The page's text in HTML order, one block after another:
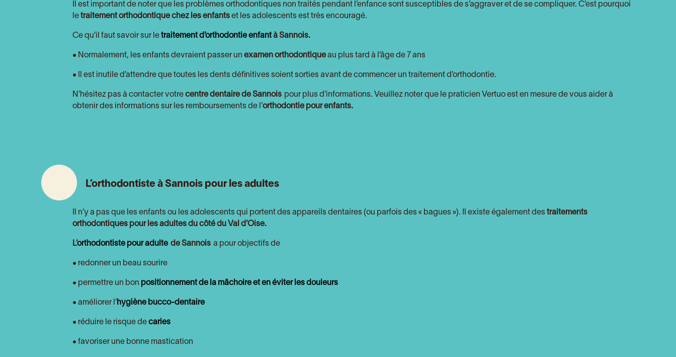
Il est important de noter que les problèmes orthodontiques non traités pendant l’enfance sont susceptibles de s’aggraver et de se compliquer. C’est pourquoi
le traitement orthodontique chez les enfants et les adolescents est très encouragé.
Ce qu’il faut savoir sur le traitement d’orthodontie enfant à Sannois.
• Normalement, les enfants devraient passer un examen orthodontique au plus tard à l’âge de 7 ans
• Il est inutile d’attendre que toutes les dents définitives soient sorties avant de commencer un traitement d’orthodontie.
N’hésitez pas à contacter votre centre dentaire de Sannois pour plus d’informations. Veuillez noter que le praticien Vertuo est en mesure de vous aider à
obtenir des informations sur les remboursements de l’orthodontie pour enfants.
L’orthodontiste à Sannois pour les adultes
Il n’y a pas que les enfants ou les adolescents qui portent des appareils dentaires (ou parfois des « bagues »). Il existe également des traitements
orthodontiques pour les adultes du côté du Val d’Oise.
L’orthodontiste pour adulte de Sannois a pour objectifs de
• redonner un beau sourire
• permettre un bon positionnement de la mâchoire et en éviter les douleurs
• améliorer l’ hygiène bucco-dentaire
• réduire le risque de caries
• favoriser une bonne mastication